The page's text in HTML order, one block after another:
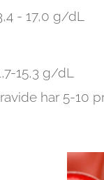
- 17,0 g/dL
15,3 g/dL
har 5-10